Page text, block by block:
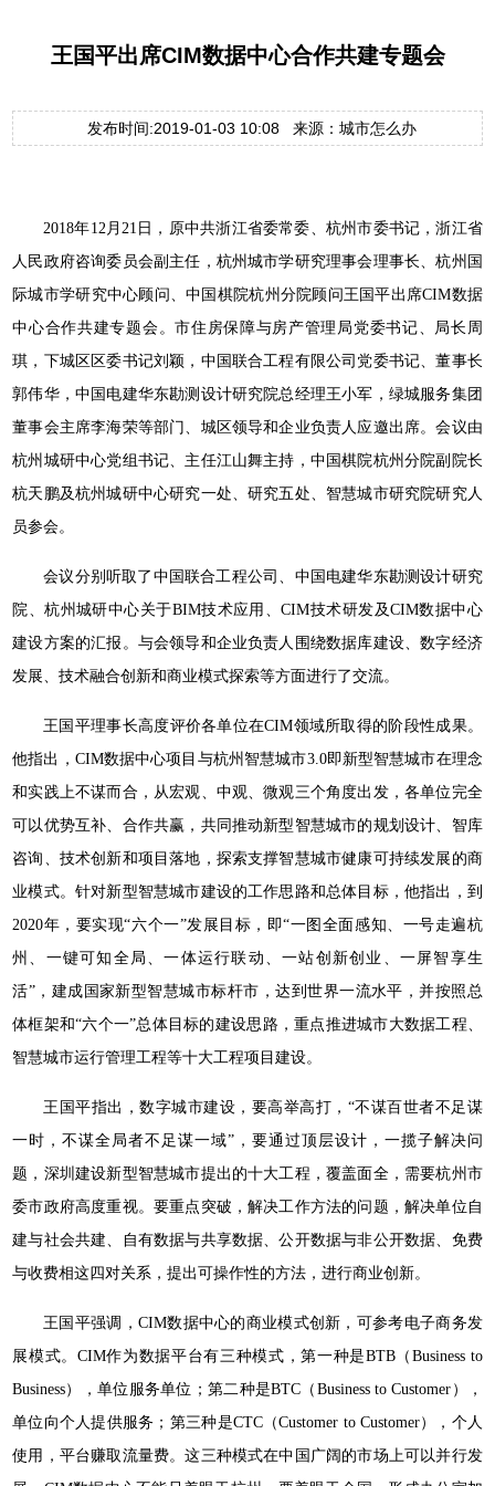
王国平出席CIM数据中心合作共建专题会
发布时间:2019-01-03 10:08 来源：城市怎么办
2018年12月21日，原中共浙江省委常委、杭州市委书记，浙江省
人民政府咨询委员会副主任，杭州城市学研究理事会理事长、杭州国
际城市学研究中心顾问、中国棋院杭州分院顾问王国平出席CIM数据
中心合作共建专题会。市住房保障与房产管理局党委书记、局长周
琪，下城区区委书记刘颖，中国联合工程有限公司党委书记、董事长
郭伟华，中国电建华东勘测设计研究院总经理王小军，绿城服务集团
董事会主席李海荣等部门、城区领导和企业负责人应邀出席。会议由
杭州城研中心党组书记、主任江山舞主持，中国棋院杭州分院副院长
杭天鹏及杭州城研中心研究一处、研究五处、智慧城市研究院研究人
员参会。
会议分别听取了中国联合工程公司、中国电建华东勘测设计研究
院、杭州城研中心关于BIM技术应用、CIM技术研发及CIM数据中心
建设方案的汇报。与会领导和企业负责人围绕数据库建设、数字经济
发展、技术融合创新和商业模式探索等方面进行了交流。
王国平理事长高度评价各单位在CIM领域所取得的阶段性成果。
他指出，CIM数据中心项目与杭州智慧城市3.0即新型智慧城市在理念
和实践上不谋而合，从宏观、中观、微观三个角度出发，各单位完全
可以优势互补、合作共赢，共同推动新型智慧城市的规划设计、智库
咨询、技术创新和项目落地，探索支撑智慧城市健康可持续发展的商
业模式。针对新型智慧城市建设的工作思路和总体目标，他指出，到
2020年，要实现“六个一”发展目标，即“一图全面感知、一号走遍杭
州、一键可知全局、一体运行联动、一站创新创业、一屏智享生
活”，建成国家新型智慧城市标杆市，达到世界一流水平，并按照总
体框架和“六个一”总体目标的建设思路，重点推进城市大数据工程、
智慧城市运行管理工程等十大工程项目建设。
王国平指出，数字城市建设，要高举高打，“不谋百世者不足谋
一时，不谋全局者不足谋一域”，要通过顶层设计，一揽子解决问
题，深圳建设新型智慧城市提出的十大工程，覆盖面全，需要杭州市
委市政府高度重视。要重点突破，解决工作方法的问题，解决单位自
建与社会共建、自有数据与共享数据、公开数据与非公开数据、免费
与收费相这四对关系，提出可操作性的方法，进行商业创新。
王国平强调，CIM数据中心的商业模式创新，可参考电子商务发
展模式。CIM作为数据平台有三种模式，第一种是BTB（Business to
Business），单位服务单位；第二种是BTC（Business to Customer），
单位向个人提供服务；第三种是CTC（Customer to Customer），个人
使用，平台赚取流量费。这三种模式在中国广阔的市场上可以并行发